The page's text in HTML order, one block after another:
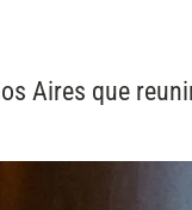
Aires que